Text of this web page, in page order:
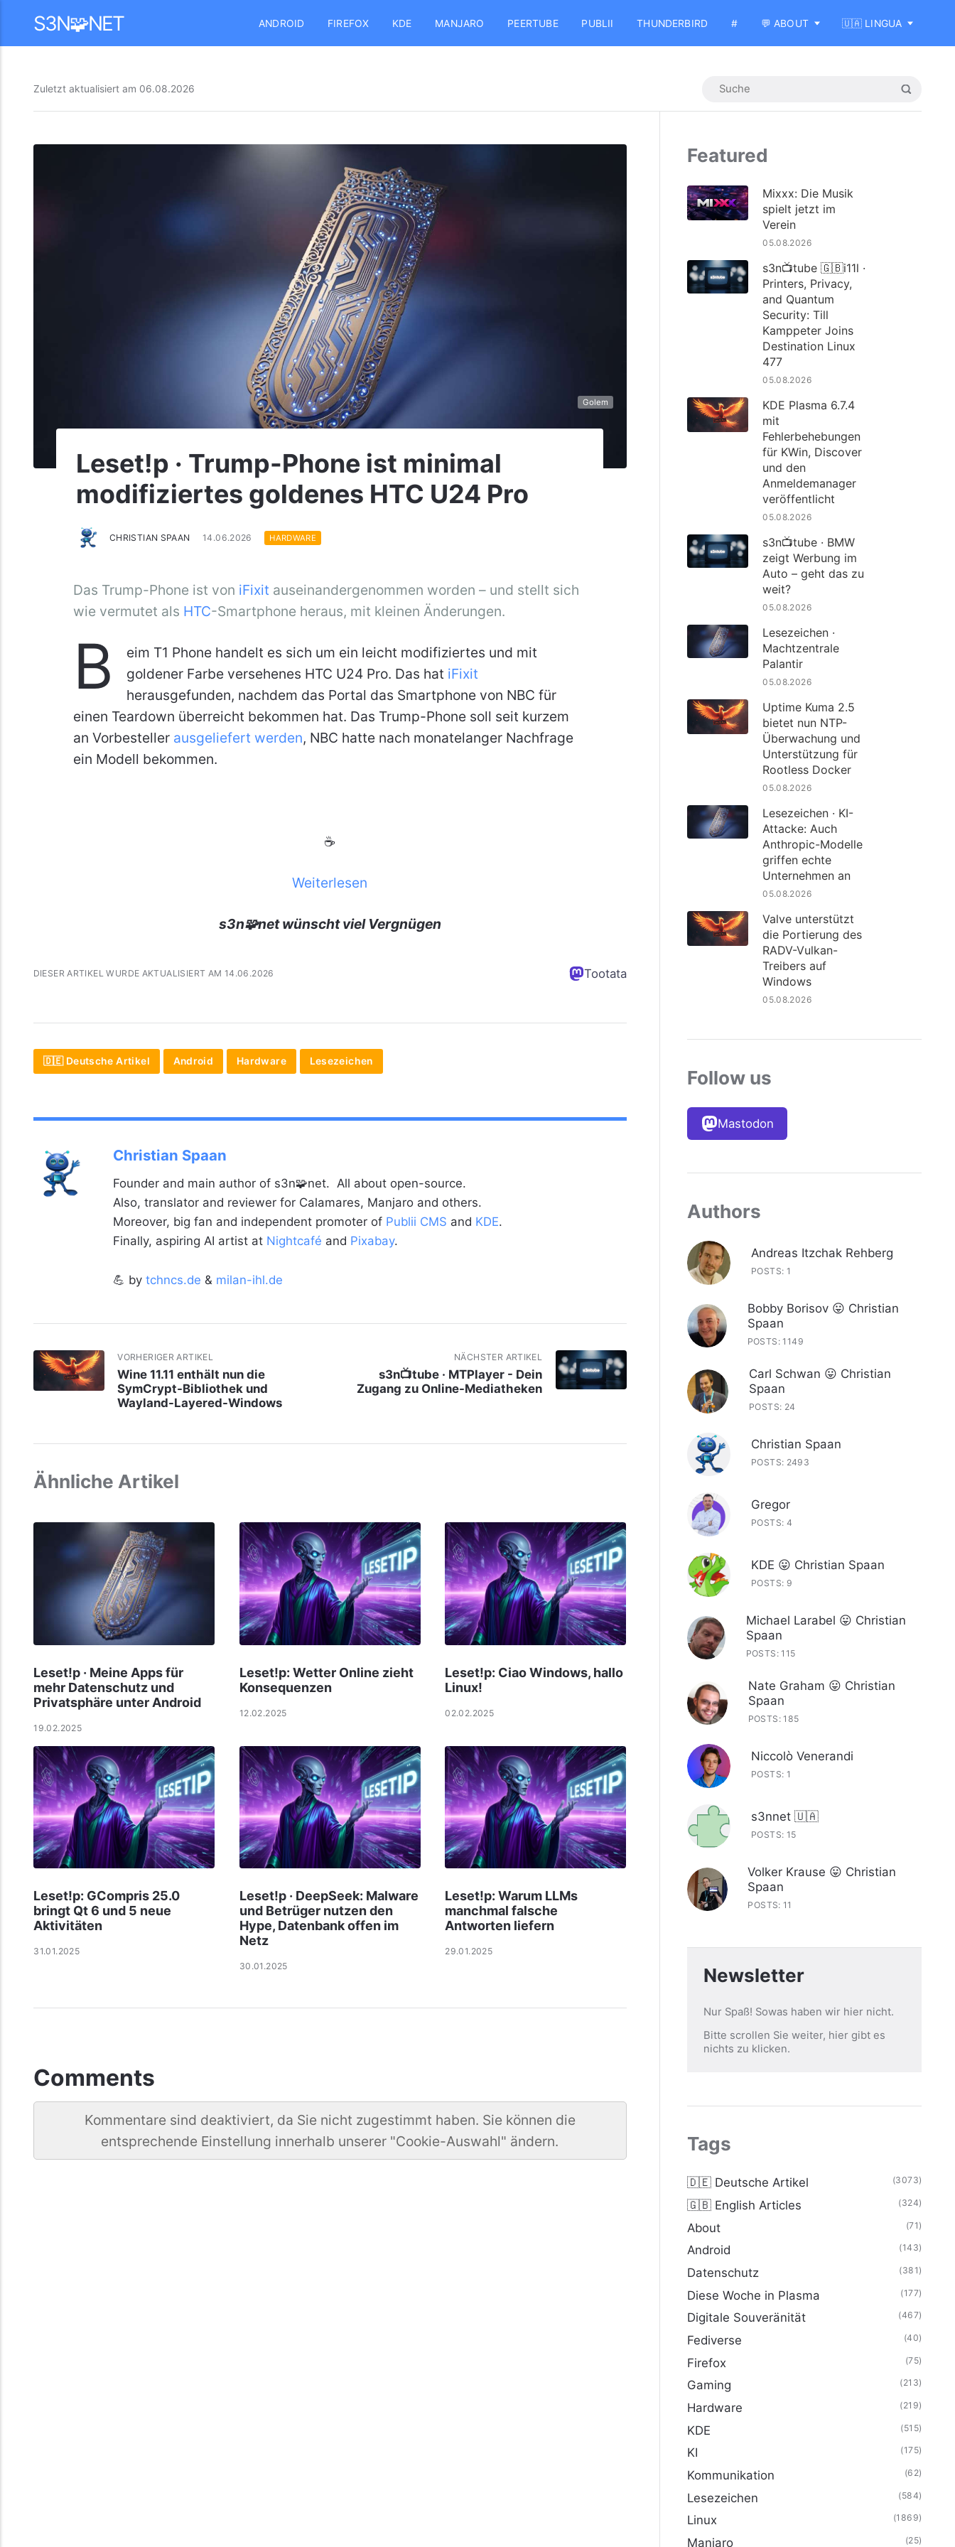
S3N🧩NET ANDROID FIREFOX KDE MANJARO PEERTUBE PUBLII THUNDERBIRD # 💬 ABOUT 🇺🇦 LINGUA
Zuletzt aktualisiert am 06.08.2026
Golem
Leset!p · Trump-Phone ist minimal
modifiziertes goldenes HTC U24 Pro
CHRISTIAN SPAAN 14.06.2026 HARDWARE
Das Trump-Phone ist von iFixit auseinandergenommen worden – und stellt sich
wie vermutet als HTC-Smartphone heraus, mit kleinen Änderungen.
B
eim T1 Phone handelt es sich um ein leicht modifiziertes und mit
goldener Farbe versehenes HTC U24 Pro. Das hat iFixit
herausgefunden, nachdem das Portal das Smartphone von NBC für
einen Teardown überreicht bekommen hat. Das Trump-Phone soll seit kurzem
an Vorbesteller ausgeliefert werden, NBC hatte nach monatelanger Nachfrage
ein Modell bekommen.
☕
Weiterlesen
s3n🧩net wünscht viel Vergnügen
DIESER ARTIKEL WURDE AKTUALISIERT AM 14.06.2026 Tootata
🇩🇪 Deutsche Artikel Android Hardware Lesezeichen
Christian Spaan
Founder and main author of s3n🧩net. All about open-source.
Also, translator and reviewer for Calamares, Manjaro and others.
Moreover, big fan and independent promoter of Publii CMS and KDE.
Finally, aspiring AI artist at Nightcafé and Pixabay.
💪 by tchncs.de & milan-ihl.de
VORHERIGER ARTIKEL
Wine 11.11 enthält nun die
SymCrypt-Bibliothek und
Wayland-Layered-Windows
NÄCHSTER ARTIKEL
s3n📺tube · MTPlayer - Dein
Zugang zu Online-Mediatheken
Ähnliche Artikel
Leset!p · Meine Apps für
mehr Datenschutz und
Privatsphäre unter Android
19.02.2025
Leset!p: Wetter Online zieht
Konsequenzen
12.02.2025
Leset!p: Ciao Windows, hallo
Linux!
02.02.2025
Leset!p: GCompris 25.0
bringt Qt 6 und 5 neue
Aktivitäten
31.01.2025
Leset!p · DeepSeek: Malware
und Betrüger nutzen den
Hype, Datenbank offen im
Netz
30.01.2025
Leset!p: Warum LLMs
manchmal falsche
Antworten liefern
29.01.2025
Comments
Kommentare sind deaktiviert, da Sie nicht zugestimmt haben. Sie können die
entsprechende Einstellung innerhalb unserer "Cookie-Auswahl" ändern.
Featured
Mixxx: Die Musik
spielt jetzt im
Verein
05.08.2026
s3n📺tube 🇬🇧i11l ·
Printers, Privacy,
and Quantum
Security: Till
Kamppeter Joins
Destination Linux
477
05.08.2026
KDE Plasma 6.7.4
mit
Fehlerbehebungen
für KWin, Discover
und den
Anmeldemanager
veröffentlicht
05.08.2026
s3n📺tube · BMW
zeigt Werbung im
Auto – geht das zu
weit?
05.08.2026
Lesezeichen ·
Machtzentrale
Palantir
05.08.2026
Uptime Kuma 2.5
bietet nun NTP-
Überwachung und
Unterstützung für
Rootless Docker
05.08.2026
Lesezeichen · KI-
Attacke: Auch
Anthropic-Modelle
griffen echte
Unternehmen an
05.08.2026
Valve unterstützt
die Portierung des
RADV-Vulkan-
Treibers auf
Windows
05.08.2026
Follow us
Mastodon
Authors
Andreas Itzchak Rehberg
POSTS: 1
Bobby Borisov 😛 Christian
Spaan
POSTS: 1149
Carl Schwan 😛 Christian
Spaan
POSTS: 24
Christian Spaan
POSTS: 2493
Gregor
POSTS: 4
KDE 😛 Christian Spaan
POSTS: 9
Michael Larabel 😛 Christian
Spaan
POSTS: 115
Nate Graham 😛 Christian
Spaan
POSTS: 185
Niccolò Venerandi
POSTS: 1
s3nnet 🇺🇦
POSTS: 15
Volker Krause 😛 Christian
Spaan
POSTS: 11
Newsletter
Nur Spaß! Sowas haben wir hier nicht.
Bitte scrollen Sie weiter, hier gibt es
nichts zu klicken.
Tags
🇩🇪 Deutsche Artikel (3073)
🇬🇧 English Articles (324)
About (71)
Android (143)
Datenschutz (381)
Diese Woche in Plasma (177)
Digitale Souveränität (467)
Fediverse (40)
Firefox (75)
Gaming (213)
Hardware (219)
KDE (515)
KI (175)
Kommunikation (62)
Lesezeichen (584)
Linux (1869)
Manjaro (25)